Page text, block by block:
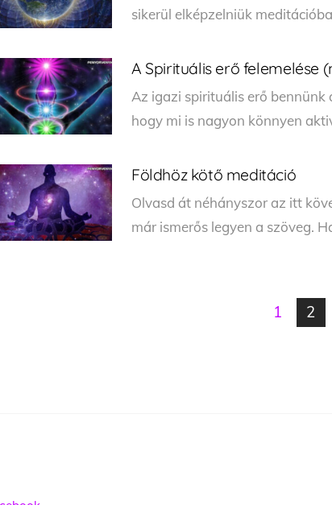
sikerül elképzelniük
A Spirituális erő felemelése
Az igazi spirituális erő
hogy mi is nagyon könnyen
Földhöz kötő meditáció
Olvasd át néhányszor az itt
már ismerős legyen a szöveg.
1 2